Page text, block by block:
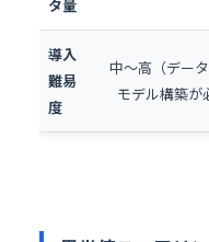
タ量
導入
難易
度
中〜高（デー
モデル構築が